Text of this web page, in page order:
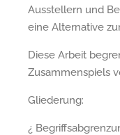
Ausstellern und
eine Alternative
Diese Arbeit
Zusammenspiels
Gliederung:
¿